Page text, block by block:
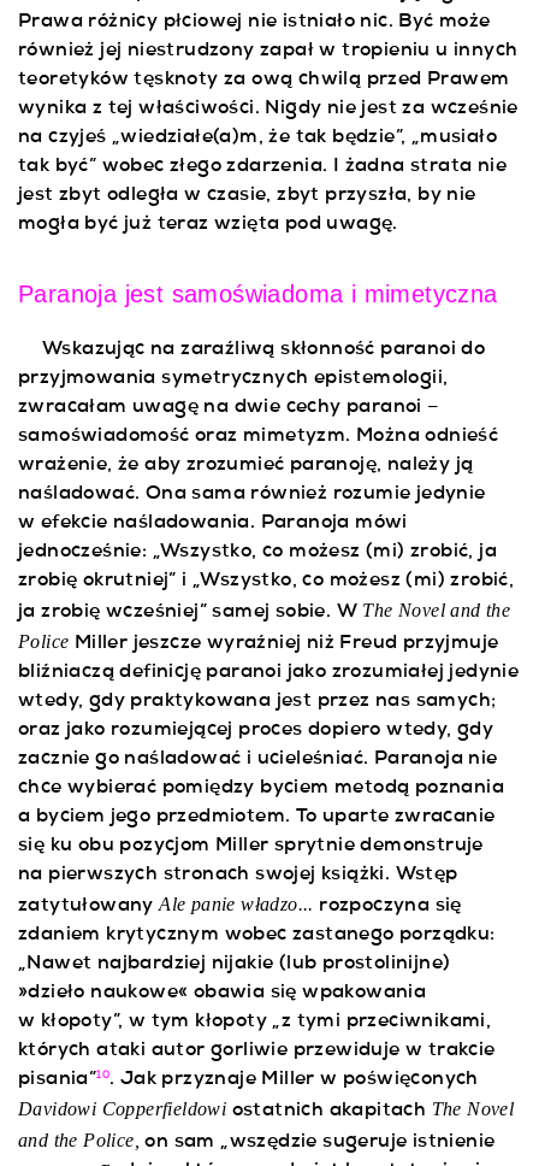
Prawa różnicy płciowej nie istniało nic. Być może
również jej niestrudzony zapał w tropieniu u innych
teoretyków tęsknoty za ową chwilą przed Prawem
wynika z tej właściwości. Nigdy nie jest za wcześnie
na czyjeś „wiedziałe(a)m, że tak będzie”, „musiało
tak być” wobec złego zdarzenia. I żadna strata nie
jest zbyt odległa w czasie, zbyt przyszła, by nie
mogła być już teraz wzięta pod uwagę.
Paranoja jest samoświadoma i mimetyczna
Wskazując na zaraźliwą skłonność paranoi do
przyjmowania symetrycznych epistemologii,
zwracałam uwagę na dwie cechy paranoi –
samoświadomość oraz mimetyzm. Można odnieść
wrażenie, że aby zrozumieć paranoję, należy ją
naśladować. Ona sama również rozumie jedynie
w efekcie naśladowania. Paranoja mówi
jednocześnie: „Wszystko, co możesz (mi) zrobić, ja
zrobię okrutniej” i „Wszystko, co możesz (mi) zrobić,
ja zrobię wcześniej” samej sobie. W The Novel and the
Police Miller jeszcze wyraźniej niż Freud przyjmuje
bliźniaczą definicję paranoi jako zrozumiałej jedynie
wtedy, gdy praktykowana jest przez nas samych;
oraz jako rozumiejącej proces dopiero wtedy, gdy
zacznie go naśladować i ucieleśniać. Paranoja nie
chce wybierać pomiędzy byciem metodą poznania
a byciem jego przedmiotem. To uparte zwracanie
się ku obu pozycjom Miller sprytnie demonstruje
na pierwszych stronach swojej książki. Wstęp
zatytułowanyAle panie władzo... rozpoczyna się
zdaniem krytycznym wobec zastanego porządku:
„Nawet najbardziej nijakie (lub prostolinijne)
»dzieło naukowe« obawia się wpakowania
w kłopoty”, w tym kłopoty „z tymi przeciwnikami,
których ataki autor gorliwie przewiduje w trakcie
pisania”10. Jak przyznaje Miller w poświęconych
Davidowi Copperfieldowi ostatnich akapitach The Novel
and the Police,on sam „wszędzie sugeruje istnienie